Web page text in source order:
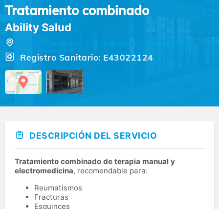
Tratamiento combinado
Ability Salud
Registro Sanitario: E43022124
DESCRIPCIÓN DEL SERVICIO
Tratamiento combinado de terapia manual y
electromedicina, recomendable para:
Reumatismos
Fracturas
Esguinces